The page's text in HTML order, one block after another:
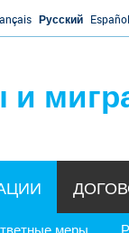
Русский Español
меры